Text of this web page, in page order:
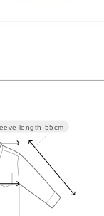
56
length 55cm